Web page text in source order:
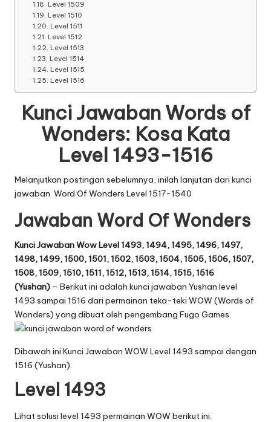
Level 1509
Level 1510
Level 1511
Level 1512
Level 1513
Level 1514
Level 1515
Level 1516
Kunci Jawaban Words of
Wonders: Kosa Kata
Level 1493-1516
Melanjutkan postingan sebelumnya, inilah lanjutan dari kunci
jawaban Word Of Wonders Level 1517-1540
Jawaban Word Of Wonders
Kunci Jawaban Wow Level 1493, 1494, 1495, 1496, 1497,
1498, 1499, 1500, 1501, 1502, 1503, 1504, 1505, 1506, 1507,
1508, 1509, 1510, 1511, 1512, 1513, 1514, 1515, 1516
(Yushan) – Berikut ini adalah kunci jawaban Yushan level
1493 sampai 1516 dari permainan teka-teki WOW (Words of
Wonders) yang dibuat oleh pengembang Fugo Games.
Dibawah ini Kunci Jawaban WOW Level 1493 sampai dengan
1516 (Yushan).
Level 1493
Lihat solusi level 1493 permainan WOW berikut ini.